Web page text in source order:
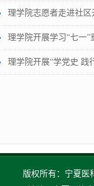
理学院志愿者走进社
理学院开展学习“七一
理学院开展“学党史 践
版权所有：宁夏医